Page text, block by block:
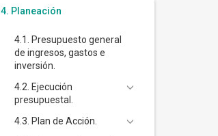
4. Planeación
4.1. Presupuesto general
de ingresos, gastos e
inversión.
4.2. Ejecución
presupuestal.
4.3. Plan de Acción.